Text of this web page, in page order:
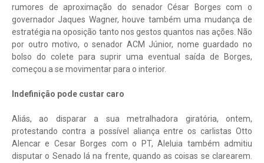
rumores de aproximação do senador César Borges com o
governador Jaques Wagner, houve também uma mudança de
estratégia na oposição tanto nos gestos quantos nas ações. Não
por outro motivo, o senador ACM Júnior, nome guardado no
bolso do colete para suprir uma eventual saída de Borges,
começou a se movimentar para o interior.
Indefinição pode custar caro
Aliás, ao disparar a sua metralhadora giratória, ontem,
protestando contra a possível aliança entre os carlistas Otto
Alencar e Cesar Borges com o PT, Aleluia também admitiu
disputar o Senado lá na frente, quando as coisas se clarearem.